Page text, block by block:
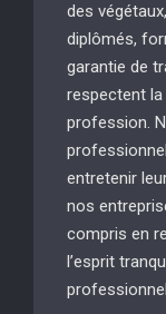
des
diplômés,
garantie de
respectent
profession.
entretenir
nos
compris en
l’esprit